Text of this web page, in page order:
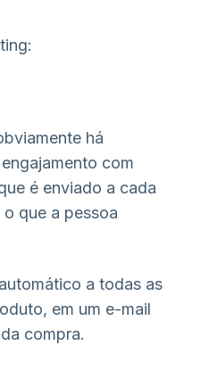
há
com
é enviado a cada
que a pessoa
a todas as
em um e-mail
compra.